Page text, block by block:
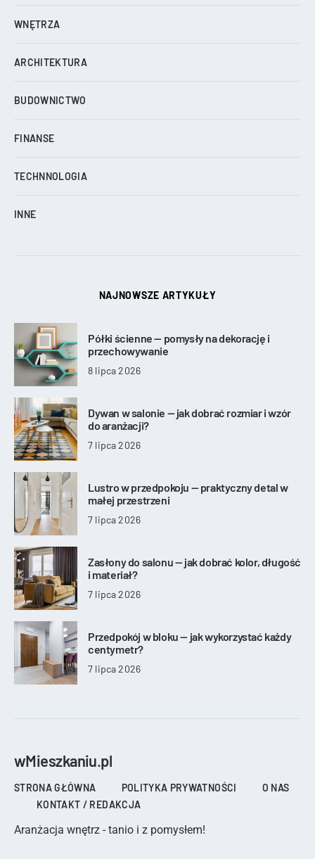
WNĘTRZA
ARCHITEKTURA
BUDOWNICTWO
FINANSE
TECHNNOLOGIA
INNE
NAJNOWSZE ARTYKUŁY
Półki ścienne — pomysły na dekorację i
przechowywanie
8 lipca 2026
Dywan w salonie — jak dobrać rozmiar i wzór
do aranżacji?
7 lipca 2026
Lustro w przedpokoju — praktyczny detal w
małej przestrzeni
7 lipca 2026
Zasłony do salonu — jak dobrać kolor, długość
i materiał?
7 lipca 2026
Przedpokój w bloku — jak wykorzystać każdy
centymetr?
7 lipca 2026
wMieszkaniu.pl
STRONA GŁÓWNA POLITYKA PRYWATNOŚCI
O NAS
KONTAKT / REDAKCJA
Aranżacja wnętrz - tanio i z pomysłem!